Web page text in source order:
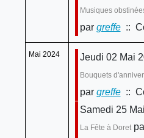
Musiques
par greffe::
Mai 2024 Jeudi 02 Mai
Bouquets
par greffe::
Samedi 25
La Fête à Doret